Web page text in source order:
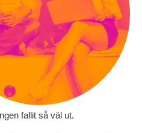
fallit så väl ut.